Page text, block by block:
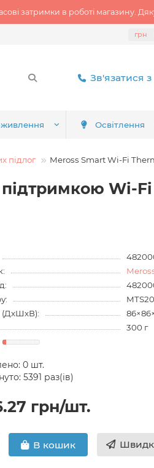
затримки в роботі магазину.
грн
Зв'язатися
Освітлення
підлог Meross Smart Wi-Fi
підтримкою Wi-Fi
(ДхШхВ):
300 г
0 шт.
5391 раз(ів)
грн/шт.
В кошик